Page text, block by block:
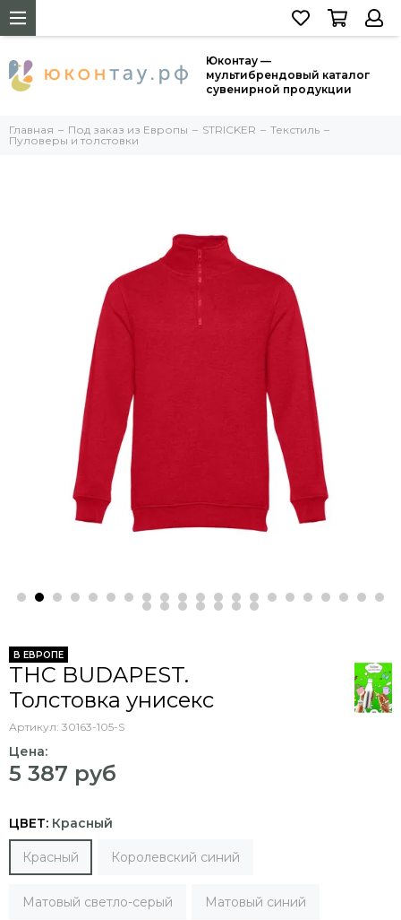
Юконтау —
мультибрендовый каталог
сувенирной продукции
Главная Под заказ из Европы STRICKER
Текстиль
Пуловеры и толстовки
В ЕВРОПЕ
THC BUDAPEST.
Толстовка унисекс
Артикул: 30163-105-S
Цена:
5 387 руб
ЦВЕТ: Красный
Красный Королевский синий
Матовый cветло-серый Матовый синий